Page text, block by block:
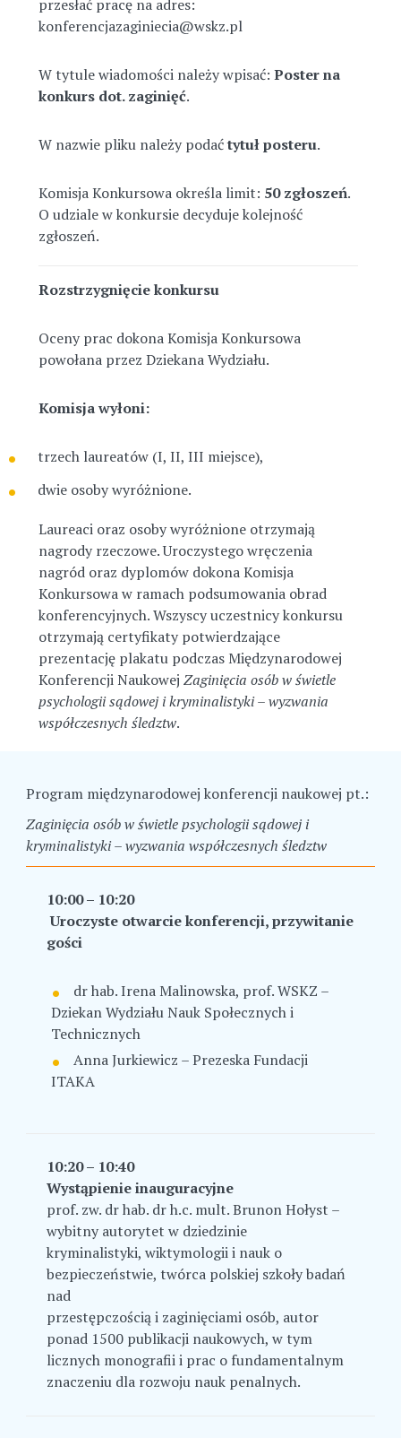
przesłać pracę na adres:
konferencjazaginiecia@wskz.pl
Wtytule wiadomościnależy wpisać: Poster na
konkurs dot. zaginięć.
W nazwie plikunależy podaćtytuł posteru.
Komisja Konkursowa określa limit: 50 zgłoszeń.
O udziale w konkursie decyduje kolejność
zgłoszeń.
Rozstrzygnięcie konkursu
Oceny prac dokona Komisja Konkursowa
powołana przez Dziekana Wydziału.
Komisja wyłoni:
trzech laureatów (I, II, III miejsce),
dwie osoby wyróżnione.
Laureaci oraz osoby wyróżnione otrzymają
nagrody rzeczowe. Uroczystego wręczenia
nagród oraz dyplomów dokona Komisja
Konkursowa w ramach podsumowania obrad
konferencyjnych. Wszyscy uczestnicy konkursu
otrzymają certyfikaty potwierdzające
prezentację plakatu podczas Międzynarodowej
Konferencji Naukowej Zaginięcia osób w świetle
psychologii sądowej i kryminalistyki – wyzwania
współczesnych śledztw.
Program międzynarodowej konferencji naukowej pt.:
Zaginięcia osób w świetle psychologii sądowej i
kryminalistyki – wyzwania współczesnych śledztw
10:00 – 10:20
Uroczyste otwarcie konferencji, przywitanie
gości
dr hab. Irena Malinowska, prof. WSKZ –
Dziekan Wydziału Nauk Społecznych i
Technicznych
Anna Jurkiewicz – Prezeska Fundacji
ITAKA
10:20 – 10:40
Wystąpienie inauguracyjne
prof. zw. dr hab. dr h.c. mult. Brunon Hołyst –
wybitny autorytet w dziedzinie
kryminalistyki, wiktymologii i nauk o
bezpieczeństwie, twórca polskiej szkoły badań
nad
przestępczością i zaginięciami osób, autor
ponad 1500 publikacji naukowych, w tym
licznych monografii i prac o fundamentalnym
znaczeniu dla rozwoju nauk penalnych.